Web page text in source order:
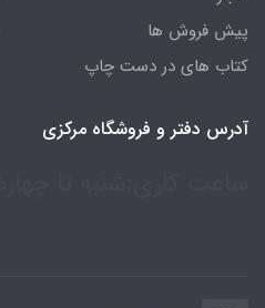
پیش فروش ها
کتاب های در دست چاپ
آدرس دفتر و فروشگاه مرکزی